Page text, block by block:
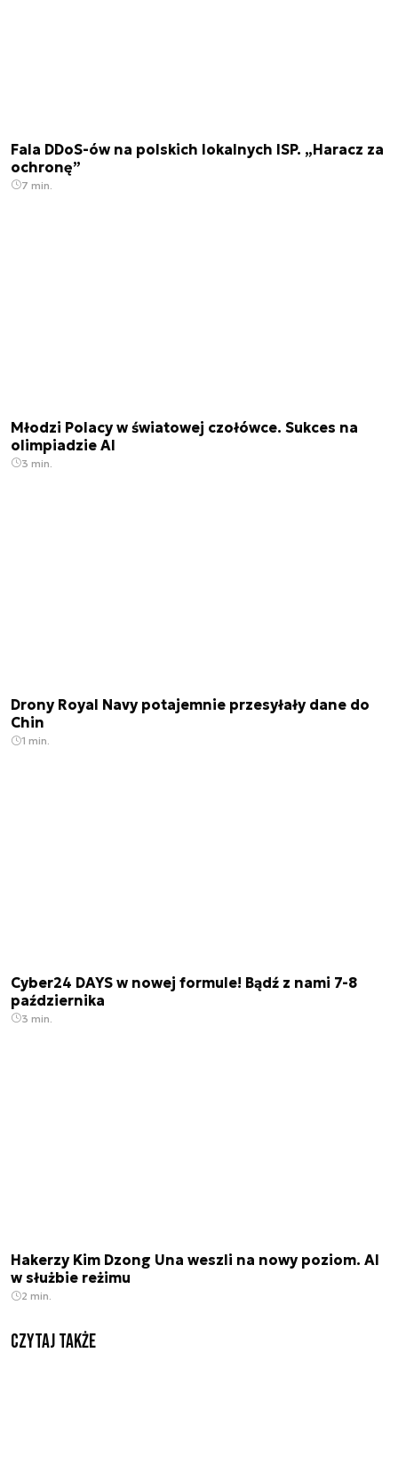
Fala DDoS-ów na polskich lokalnych ISP. „Haracz za
ochronę”
7 min.
Młodzi Polacy w światowej czołówce. Sukces na
olimpiadzie AI
3 min.
Drony Royal Navy potajemnie przesyłały dane do
Chin
1 min.
Cyber24 DAYS w nowej formule! Bądź z nami 7-8
października
3 min.
Hakerzy Kim Dzong Una weszli na nowy poziom. AI
w służbie reżimu
2 min.
Czytaj także